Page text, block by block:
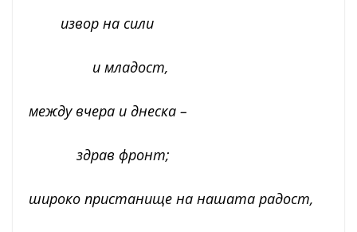
извор на сили
и младост,
между вчера и днеска –
здрав фронт;
широко пристанище на нашата радост,